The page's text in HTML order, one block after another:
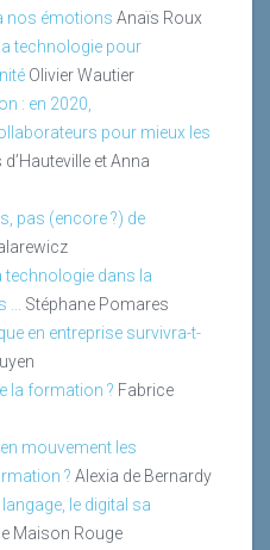
nos émotions Anaïs Roux
technologie pour
Olivier Wautier
: en 2020,
pour mieux les
et Anna
pas (encore ?) de
technologie dans la
Stéphane Pomares
en entreprise survivra-t-
la formation ? Fabrice
mouvement les
? Alexia de Bernardy
le digital sa
Maison Rouge